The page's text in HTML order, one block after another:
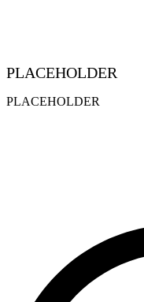
PLACEHOLDER
PLACEHOLDER